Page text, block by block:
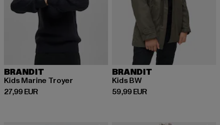
BRANDIT
Kids Marine Troyer
27,99 EUR
Prix courant: 27,99 EUR
BRANDIT
Kids BW
59,99 EUR
Prix courant: 59,99 EUR